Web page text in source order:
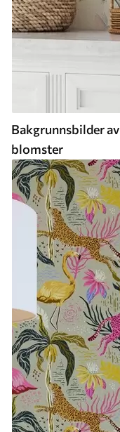
Bakgrunnsbilder av
blomster